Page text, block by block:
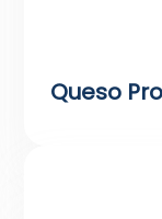
Queso